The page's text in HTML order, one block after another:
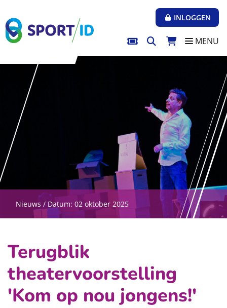
INLOGGEN
MENU
Nieuws / Datum: 02 oktober 2025
Terugblik
theatervoorstelling
'Kom op nou jongens!'